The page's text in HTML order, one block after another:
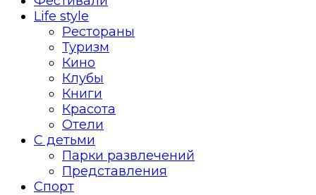
Life style
Рестораны
Туризм
Кино
Клубы
Книги
Красота
Отели
С детьми
Парки развлечений
Представления
Спорт